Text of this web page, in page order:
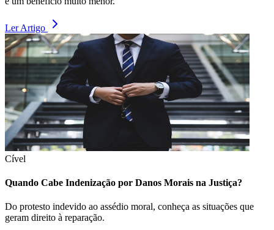
Ler Artigo
Cível
Quando Cabe Indenização por Danos Morais na Justiça?
Do protesto indevido ao assédio moral, conheça as situações que
geram direito à reparação.